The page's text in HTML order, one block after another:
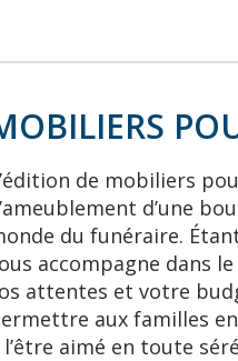
de mobiliers
d’une
du funéraire.
accompagne dans
attentes et votre
aux familles
l’être aimé en toute